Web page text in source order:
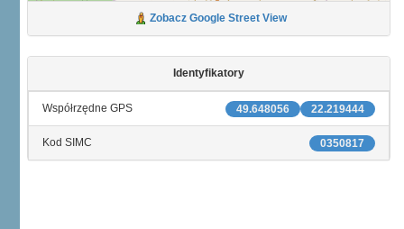
Zobacz Google Street View
Identyfikatory
22.219444
49.648056
Współrzędne GPS
0350817
Kod SIMC